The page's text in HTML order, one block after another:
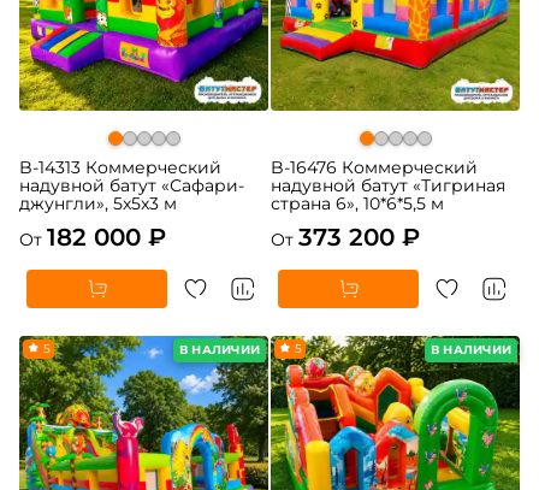
B-14313 Коммерческий
надувной батут «Сафари-
джунгли», 5x5x3 м
От 182 000 ₽
B-16476 Коммерческий
надувной батут «Тигриная
страна 6», 10*6*5,5 м
От 373 200 ₽
В НАЛИЧИИ
5 В НАЛИЧИИ
5